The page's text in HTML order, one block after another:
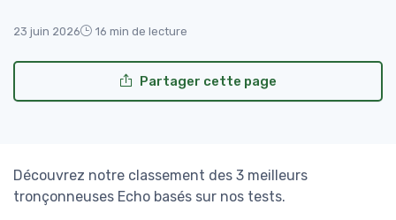
23 juin 2026 16 min de lecture
Partager cette page
Découvrez notre classement des 3 meilleurs
tronçonneuses Echo basés sur nos tests.